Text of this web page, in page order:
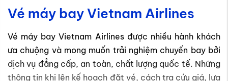
Vé máy bay Vietnam Airlines
Vé máy bay Vietnam Airlines được nhiều hành khách
ưa chuộng và mong muốn trải nghiệm chuyến bay bởi
dịch vụ đẳng cấp, an toàn, chất lượng quốc tế. Những
thông tin khi lên kế hoạch đặt vé, cách tra cứu giá, lựa